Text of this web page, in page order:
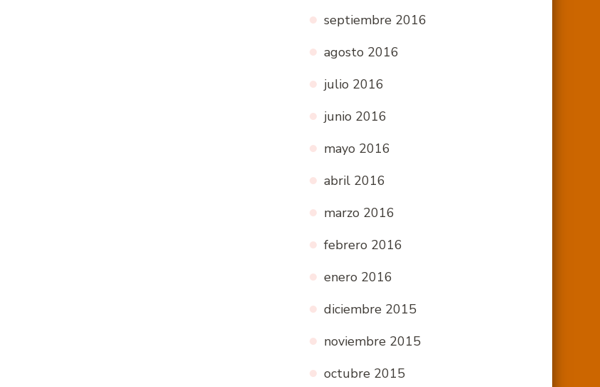
septiembre 2016
agosto 2016
julio 2016
junio 2016
mayo 2016
abril 2016
marzo 2016
febrero 2016
enero 2016
diciembre 2015
noviembre 2015
octubre 2015